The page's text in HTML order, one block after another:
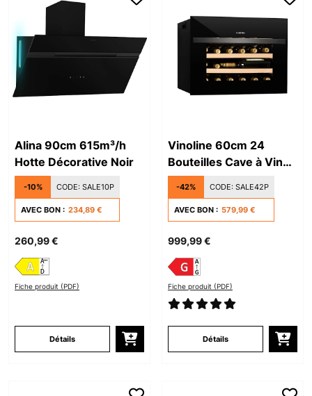
Alina 90cm 615m³/h
Hotte Décorative Noir
-10% CODE: SALE10P
AVEC BON : 234,89 €
260,99 €
Fiche produit (PDF)
Détails
Vinoline 60cm 24
Bouteilles Cave à Vin
Encastrable 1 Zone
-42% CODE: SALE42P
AVEC BON : 579,99 €
999,99 €
Fiche produit (PDF)
Détails